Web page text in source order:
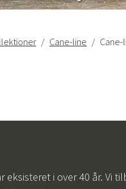
Cane-line Cane-
eksisteret i over 40 år. Vi